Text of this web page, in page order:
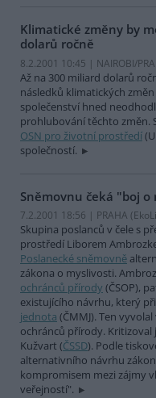
Klimatické změny by
dolarů ročně
8.2.2001 10:45 | NAIROBI/
Až na 300 miliard dolarů
následků klimatických
společenství hned
prohlubování těchto změn.
OSN pro životní prostředí
společností.
Sněmovnu čeká "boj o
7.2.2001 18:56 | PRAHA
Skupina poslanců v čele s
prostředí Liborem
Poslanecké sněmovně
zákona o myslivosti.
ochránců přírody (ČSOP),
existujícího návrhu, který
jednota (ČMMJ). Ten
ochránců přírody. Kritizoval
Kužvart (ČSSD). Podle
alternativního návrhu
kompromisem mezi zájmy
veřejností".